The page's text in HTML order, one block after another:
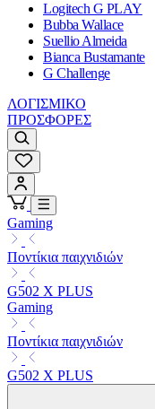
Logitech G PLAY
Bubba Wallace
Suellio Almeida
Bianca Bustamante
G Challenge
ΛΟΓΙΣΜΙΚΟ
ΠΡΟΣΦΟΡΕΣ
Gaming
Ποντίκια παιχνιδιών
G502 X PLUS
Gaming
Ποντίκια παιχνιδιών
G502 X PLUS